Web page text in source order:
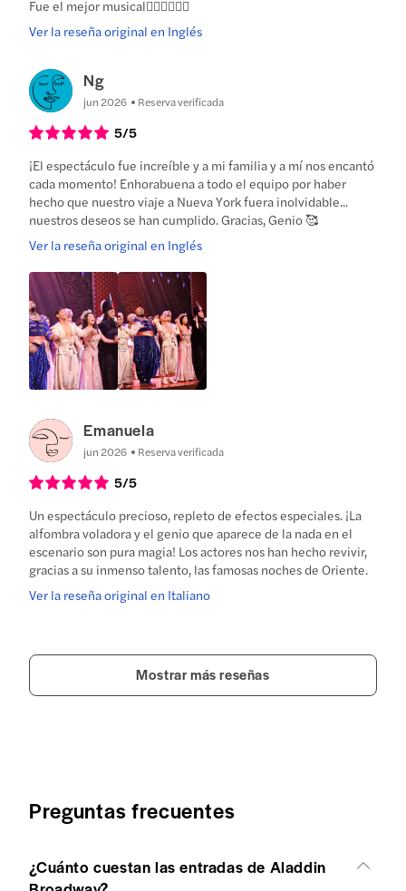
Fue el mejor musical👍🏻👍🏻👍🏻
Ver la reseña original en Inglés
Ng
jun 2026 Reserva verificada
5/5
¡El espectáculo fue increíble y a mi familia y a mí nos encantó
cada momento! Enhorabuena a todo el equipo por haber
hecho que nuestro viaje a Nueva York fuera inolvidable...
nuestros deseos se han cumplido. Gracias, Genio 🥰
Ver la reseña original en Inglés
Emanuela
jun 2026 Reserva verificada
5/5
Un espectáculo precioso, repleto de efectos especiales. ¡La
alfombra voladora y el genio que aparece de la nada en el
escenario son pura magia! Los actores nos han hecho revivir,
gracias a su inmenso talento, las famosas noches de Oriente.
Ver la reseña original en Italiano
Mostrar más reseñas
Preguntas frecuentes
¿Cuánto cuestan las entradas de Aladdin